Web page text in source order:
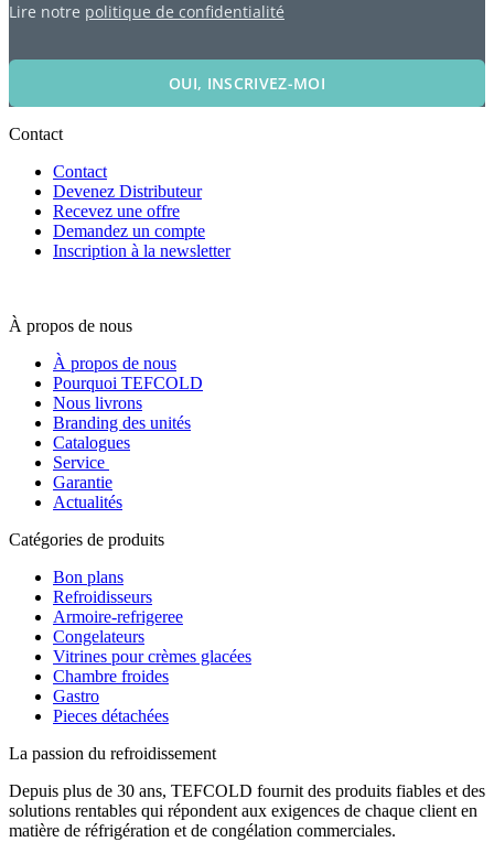
Lire notre politique de confidentialité
OUI, INSCRIVEZ-MOI
Contact
Contact
Devenez Distributeur
Recevez une offre
Demandez un compte
Inscription à la newsletter
À propos de nous
À propos de nous
Pourquoi TEFCOLD
Nous livrons
Branding des unités
Catalogues
Service
Garantie
Actualités
Catégories de produits
Bon plans
Refroidisseurs
Armoire-refrigeree
Congelateurs
Vitrines pour crèmes glacées
Chambre froides
Gastro
Pieces détachées
La passion du refroidissement
Depuis plus de 30 ans, TEFCOLD fournit des produits fiables et des
solutions rentables qui répondent aux exigences de chaque client en
matière de réfrigération et de congélation commerciales.